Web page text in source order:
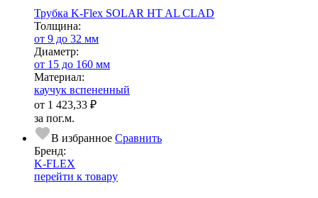
Трубка K-Flex SOLAR HT AL CLAD
Тол­щи­на:
от 9 до 32 мм
Диаметр:
от 15 до 160 мм
Ма­­те­­ри­­ал:
каучук вспененный
от 1 423,33 ₽
за пог.м.
В избранное Сравнить
Бренд:
K-FLEX
перейти к товару